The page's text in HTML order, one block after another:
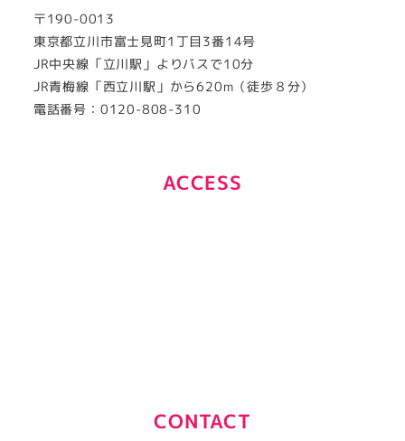
〒190-0013
東京都立川市富士見町1丁目3番14号
JR中央線「立川駅」よりバスで10分
JR青梅線「西立川駅」から620m（徒歩８分）
電話番号：0120-808-310
ACCESS
CONTACT